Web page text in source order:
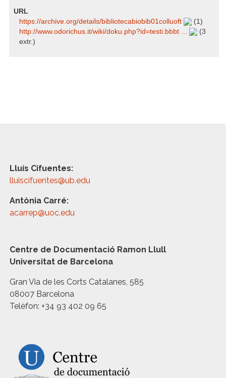
URL
https:/​/​archive.org/​details/​bibliotecabiobib01colluoft
(1)
http:/​/​www.odorichus.it/​wiki/​doku.php?id=testi:bbbt ...
(3
extr.)
Lluís Cifuentes:
lluiscifuentes@ub.edu
Antònia Carré:
acarrep@uoc.edu
Centre de Documentació Ramon Llull
Universitat de Barcelona
Gran Via de les Corts Catalanes, 585
08007 Barcelona
Telèfon: +34 93 402 09 65